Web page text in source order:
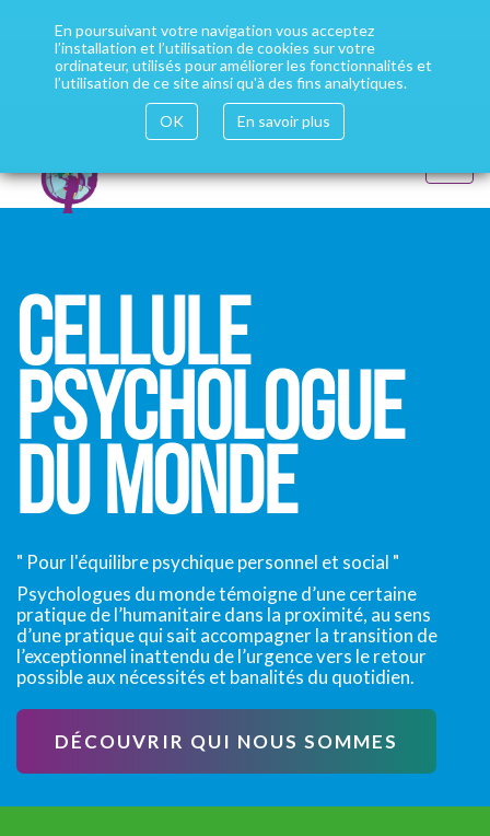
En poursuivant votre navigation vous acceptez
l’installation et l’utilisation de cookies sur votre
ordinateur, utilisés pour améliorer les fonctionnalités et
l’utilisation de ce site ainsi qu'à des fins analytiques.
OK En savoir plus
contenu
principal
Votre site "Psychologues du Monde" dans toutes les
langues
Installer google translate
Cellule
psychologue
du monde
" Pour l'équilibre psychique personnel et social "
Psychologues du monde témoigne d’une certaine
pratique de l’humanitaire dans la proximité, au sens
d’une pratique qui sait accompagner la transition de
l’exceptionnel inattendu de l’urgence vers le retour
possible aux nécessités et banalités du quotidien.
DÉCOUVRIR QUI NOUS SOMMES